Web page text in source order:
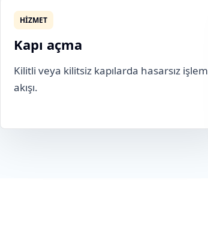
HIZMET
Kapı açma
Kilitli veya kilitsiz kapılarda hasarsız işlem
akışı.